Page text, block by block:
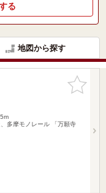
る
地図から探す
お気に入
りに追加
多摩モノレール 「万願寺